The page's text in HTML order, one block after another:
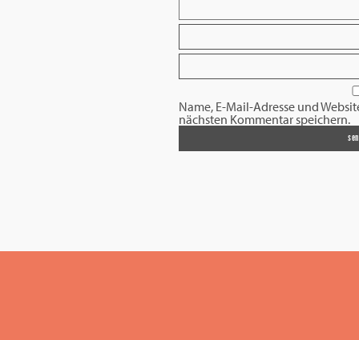
Name, E-Mail-Adresse und
nächsten Kommentar speichern.